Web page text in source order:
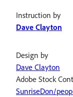
Instruction by
Dave Clayton
Design by
Dave Clayton
Adobe Stock
SunriseDon/